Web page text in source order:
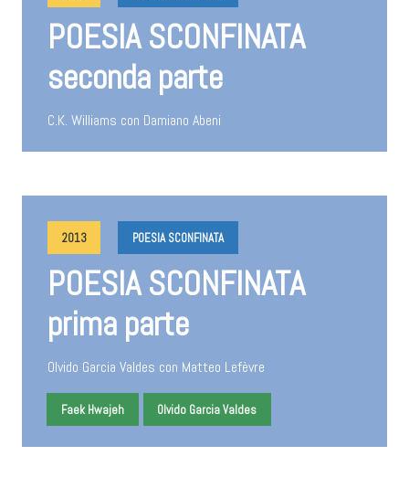
POESIA SCONFINATA
seconda parte
C.K. Williams con Damiano Abeni
2013 POESIA SCONFINATA
POESIA SCONFINATA
prima parte
Olvido Garcia Valdes con Matteo Lefèvre
Faek Hwajeh Olvido Garcia Valdes